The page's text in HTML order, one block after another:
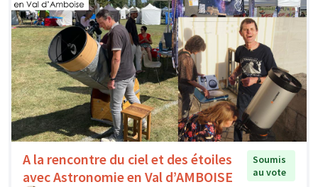
A la rencontre du ciel et des étoiles
avec Astronomie en Val d’AMBOISE
Soumis
au vote